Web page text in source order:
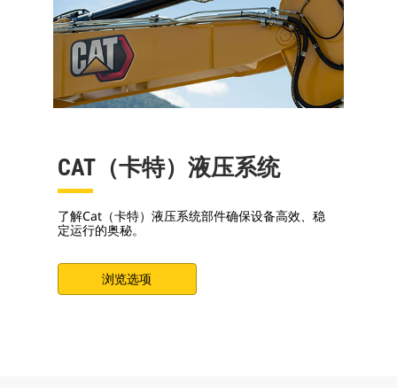
CAT（卡特）液压系统
了解Cat（卡特）液压系统部件确保设备高效、稳
定运行的奥秘。
浏览选项